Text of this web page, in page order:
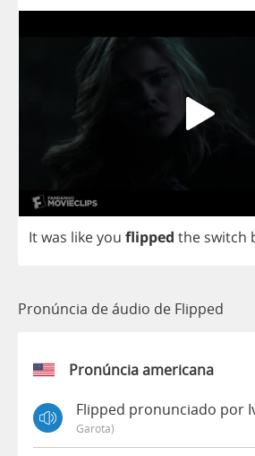
Itwas likeyou flipped the switch
Pronúncia de áudio de Flipped
Pronúncia americana
Flipped pronunciado por
Garota)